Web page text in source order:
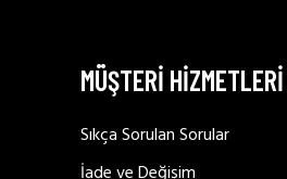
MÜŞTERİ HİZMETLERİ
Sıkça Sorulan Sorular